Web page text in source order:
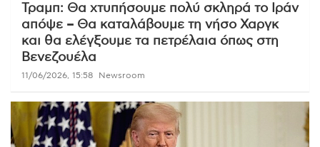
Τραμπ: Θα χτυπήσουμε πολύ σκληρά το Ιράν
απόψε – Θα καταλάβουμε τη νήσο Χαργκ
και θα ελέγξουμε τα πετρέλαια όπως στη
Βενεζουέλα
11/06/2026, 15:58 Newsroom